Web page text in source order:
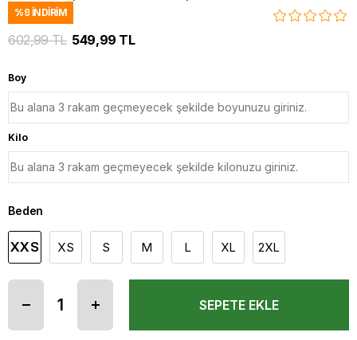
%9 İNDIRIM
602,99 TL 549,99 TL
Boy
Kilo
Beden
XXS XS S M L XL 2XL